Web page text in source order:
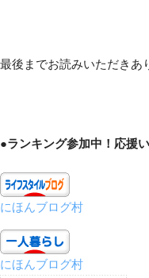
最後までお読みいただきあ
●ランキング参加中！応援
にほんブログ村
にほんブログ村